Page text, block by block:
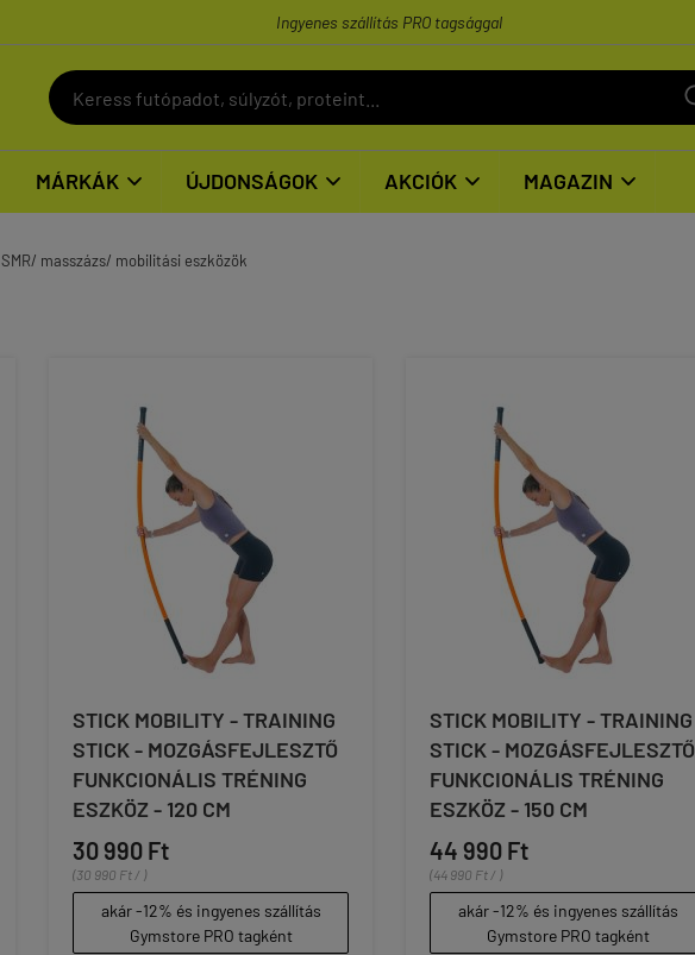
Ingyenes szállítás PRO tagsággal
MÁRKÁK  ÚJDONSÁGOK  AKCIÓK  MAGAZIN 
SMR/ masszázs/ mobilitási eszközök
STICK MOBILITY - TRAINING
STICK - MOZGÁSFEJLESZTŐ
FUNKCIONÁLIS TRÉNING
ESZKÖZ - 120 CM
30 990 Ft
(30 990 Ft / )
akár -12% és ingyenes szállítás
Gymstore PRO tagként
STICK MOBILITY - TRAINING
STICK - MOZGÁSFEJLESZTŐ
FUNKCIONÁLIS TRÉNING
ESZKÖZ - 150 CM
44 990 Ft
(44 990 Ft / )
akár -12% és ingyenes szállítás
Gymstore PRO tagként